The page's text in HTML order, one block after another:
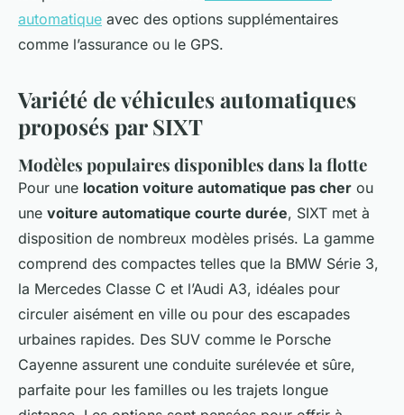
automatique avec des options supplémentaires
comme l’assurance ou le GPS.
Variété de véhicules automatiques
proposés par SIXT
Modèles populaires disponibles dans la flotte
Pour une location voiture automatique pas cher ou
une voiture automatique courte durée, SIXT met à
disposition de nombreux modèles prisés. La gamme
comprend des compactes telles que la BMW Série 3,
la Mercedes Classe C et l’Audi A3, idéales pour
circuler aisément en ville ou pour des escapades
urbaines rapides. Des SUV comme le Porsche
Cayenne assurent une conduite surélevée et sûre,
parfaite pour les familles ou les trajets longue